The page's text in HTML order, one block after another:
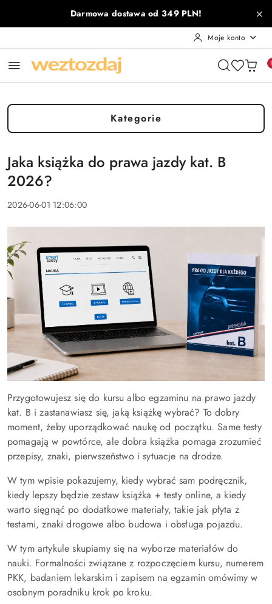
Przejdź do treści głównej
Przejdź do wyszukiwarki
Przejdź do moje konto
Przejdź do menu głównego
Przejdź do stopkiDarmowa dostawa od 349 PLN!
Moje konto
Kategorie
Jaka książka do prawa jazdy kat. B
2026?
2026-06-01 12:06:00
Przygotowujesz się do kursu albo egzaminu na prawo jazdy
kat. B i zastanawiasz się, jaką książkę wybrać? To dobry
moment, żeby uporządkować naukę od początku. Same testy
pomagają w powtórce, ale dobra książka pomaga zrozumieć
przepisy, znaki, pierwszeństwo i sytuacje na drodze.
W tym wpisie pokazujemy, kiedy wybrać sam podręcznik,
kiedy lepszy będzie zestaw książka + testy online, a kiedy
warto sięgnąć po dodatkowe materiały, takie jak płyta z
testami, znaki drogowe albo budowa i obsługa pojazdu.
W tym artykule skupiamy się na wyborze materiałów do
nauki. Formalności związane z rozpoczęciem kursu, numerem
PKK, badaniem lekarskim i zapisem na egzamin omówimy w
osobnym poradniku krok po kroku.